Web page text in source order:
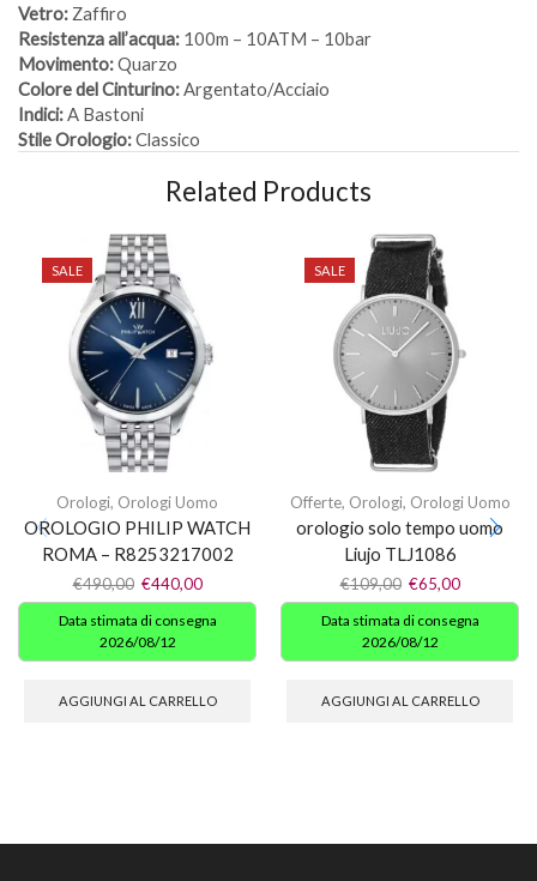
Vetro: Zaffiro
Resistenza all’acqua: 100m – 10ATM – 10bar
Movimento:Quarzo
Colore del Cinturino:Argentato/Acciaio
Indici:A Bastoni
Stile Orologio:Classico
Related Products
SALE
Orologi, Orologi Uomo
OROLOGIO PHILIP WATCH
ROMA – R8253217002
€490,00 €440,00
Data stimata di consegna
2026/08/12
AGGIUNGI AL CARRELLO
SALE
Offerte, Orologi, Orologi Uomo
orologio solo tempo uomo
Liujo TLJ1086
€109,00 €65,00
Data stimata di consegna
2026/08/12
AGGIUNGI AL CARRELLO